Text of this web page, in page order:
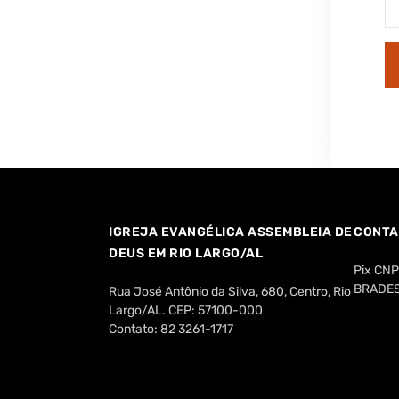
IGREJA EVANGÉLICA ASSEMBLEIA DE
DEUS EM RIO LARGO/AL
Rua José Antônio da Silva, 680, Centro, Rio
Largo/AL. CEP: 57100-000
Contato: 82 3261-1717
Pix